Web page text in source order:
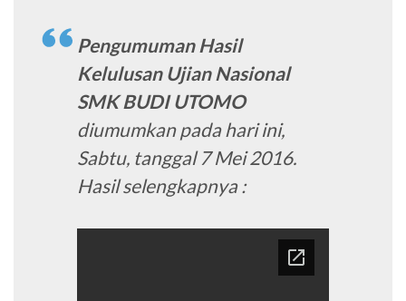
Pengumuman Hasil
Kelulusan Ujian Nasional
SMK BUDI UTOMO
diumumkan pada hari ini,
Sabtu, tanggal 7 Mei 2016.
Hasil selengkapnya :